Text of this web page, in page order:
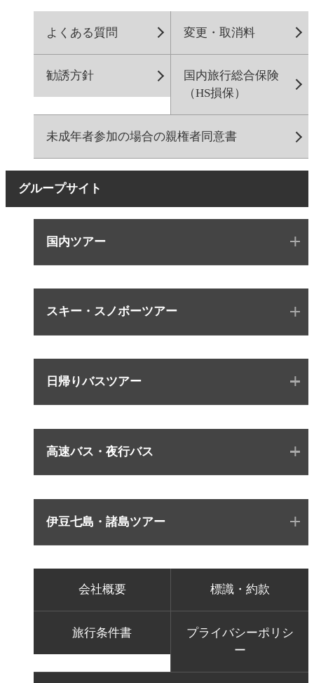
よくある質問 変更・取消料
勧誘方針
国内旅行総合保険
（HS損保）
未成年者参加の場合の親権者同意書
グループサイト
国内ツアー
スキー・スノボーツアー
日帰りバスツアー
高速バス・夜行バス
伊豆七島・諸島ツアー
会社概要 標識・約款
旅行条件書
プライバシーポリシ
ー